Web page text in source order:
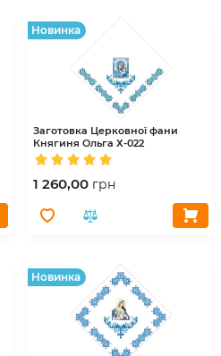
Hовинка
Заготовка Церковної фани
Княгиня Ольга Х-022
1 260,00 грн
Hовинка